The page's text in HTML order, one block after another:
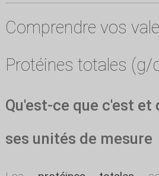
Comprendre vos
Protéines totales (g/
Qu'est-ce que c'est et
ses unités de mesure